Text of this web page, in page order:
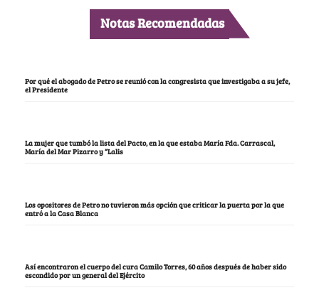
Notas Recomendadas
Por qué el abogado de Petro se reunió con la congresista que investigaba a su jefe,
el Presidente
La mujer que tumbó la lista del Pacto, en la que estaba María Fda. Carrascal,
María del Mar Pizarro y “Lalis
Los opositores de Petro no tuvieron más opción que criticar la puerta por la que
entró a la Casa Blanca
Así encontraron el cuerpo del cura Camilo Torres, 60 años después de haber sido
escondido por un general del Ejército